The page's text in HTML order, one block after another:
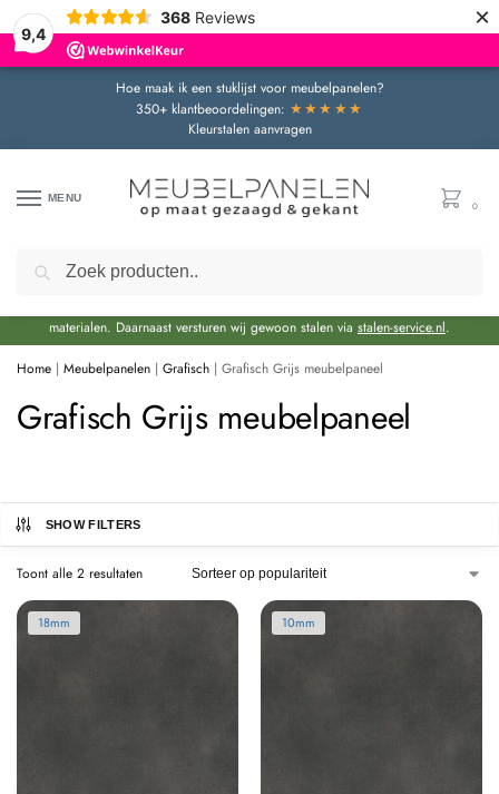
9,4
368 Reviews ×
Hoe maak ik een stuklijst voor meubelpanelen?
350+ klantbeoordelingen: ★★★★★
Kleurstalen aanvragen
MENU
0
Door de bouwvakperiode geldt momenteel een extra levertijd van circa 3 weken
materialen. Daarnaast versturen wij gewoon stalen via stalen-service.nl.
Home | Meubelpanelen | Grafisch | Grafisch Grijs meubelpaneel
Grafisch Grijs meubelpaneel
SHOW FILTERS
Toont alle 2 resultaten
18mm 10mm